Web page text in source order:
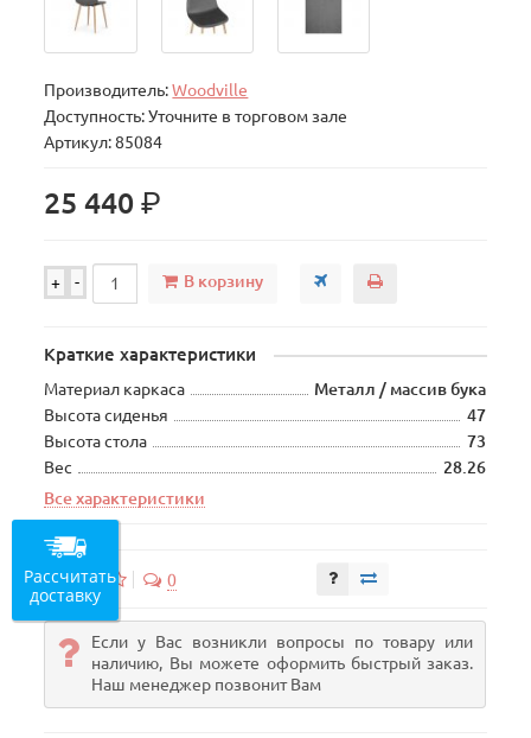
Производитель:Woodville
Доступность: Уточните в торговом зале
Артикул: 85084
25 440р.
+ - В корзину
Краткие характеристики
Материал каркаса
Металл / массив бука
Высота сиденья
47
Высота стола
73
Вес
28.26
Все характеристики
0
Если у Вас возникли вопросы по товару или
наличию, Вы можете оформить быстрый заказ.
Наш менеджер позвонит Вам
Рассчитать
доставку